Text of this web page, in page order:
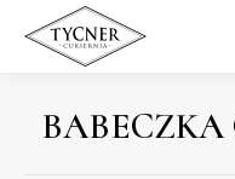
BABECZKA